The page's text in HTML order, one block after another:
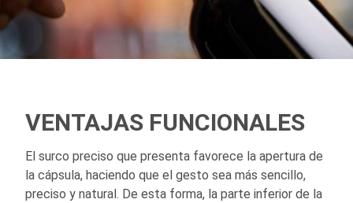
VENTAJAS FUNCIONALES
El surco preciso que presenta favorece la apertura de
la cápsula, haciendo que el gesto sea más sencillo,
preciso y natural. De esta forma, la parte inferior de la